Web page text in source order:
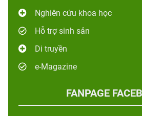
Nghiên cứu khoa học
Hỗ trợ sinh sản
Di truyền
e-Magazine
FANPAGE